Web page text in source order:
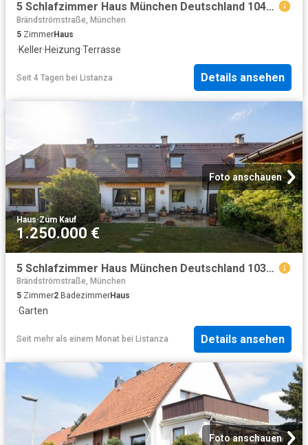
5 Schlafzimmer Haus München Deutschland 104801702
Brändströmstraße, München
5 ZimmerHaus
·Keller·Heizung·Terrasse
Seit 4 Tagen bei Listanza Details ansehen
Foto anschauen
Haus·Zum Kauf
1.250.000 €
5 Schlafzimmer Haus München Deutschland 103655066
Brändströmstraße, München
5 Zimmer2 BadezimmerHaus
·Garten
Seit mehr als einem Monat bei Listanza Details ansehen
Foto anschauen